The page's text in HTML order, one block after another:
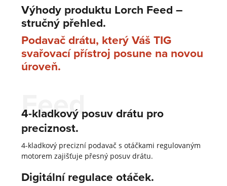
Výhody produktu Lorch Feed –
stručný přehled.
Podavač drátu, který Váš TIG
svařovací přístroj posune na novou
úroveň.
Feed
4-kladkový posuv drátu pro
preciznost.
4-kladkový precizní podavač s otáčkami regulovaným
motorem zajišťuje přesný posuv drátu.
Digitální regulace otáček.